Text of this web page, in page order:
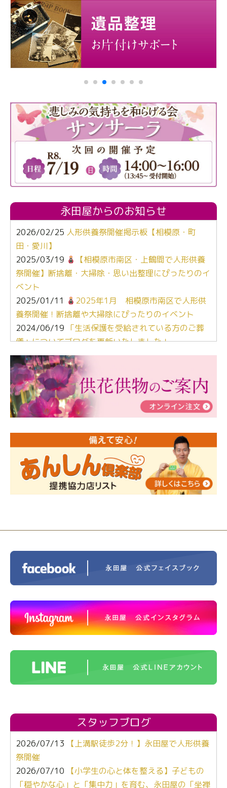
永田屋からのお知らせ
2026/02/25 人形供養祭開催掲示板【相模原・町
田・愛川】
2025/03/19
【相模原市南区・上鶴間で人形供養
祭開催】断捨離・大掃除・思い出整理にぴったりのイ
ベント
2025/01/11
2025年1月 相模原市南区で人形供
養祭開催！断捨離や大掃除にぴったりのイベント
2024/06/19 「生活保護を受給されている方のご葬
儀」についてブログを更新いたしました！
2024/03/06【終活なるほど教室】「マンガで学
ぶ！はじめてのお葬式」小さな家族葬ハウス®町田成
瀬 ご参加ありがとうございました！
2024/01/19令和6年能登半島地震災害の寄付のご報
告
人形供養 寄付のご報告
2023/12/16終活なるほど教室＠小さな家族葬ハウ
ス®上鶴間 エンディングノートを書いてみよう！
2023/11/29 永田屋創業110周年記念式典 レンブラ
ントホテル東京町田
スタッフブログ
2026/07/13
【上溝駅徒歩2分！】永田屋で人形供養
祭開催
2026/07/10
【小学生の心と体を整える】子どもの
「穏やかな心」と「集中力」を育む、永田屋の「坐禅